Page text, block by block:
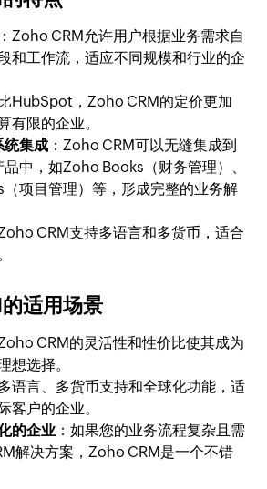
Zoho CRM允许用户根据业务需求自
和工作流，适应不同规模和行业的企
HubSpot，Zoho CRM的定价更加
有限的企业。
集成 ：Zoho CRM可以无缝集成到
中，如Zoho Books（财务管理）、
项目管理）等，形成完整的业务解
CRM支持多语言和多货币，适合
适用场景
Zoho CRM的灵活性和性价比使其成为
想选择。
语言、多货币支持和全球化功能，适
客户的企业。
的企业 ：如果您的业务流程复杂且需
解决方案，Zoho CRM是一个不错